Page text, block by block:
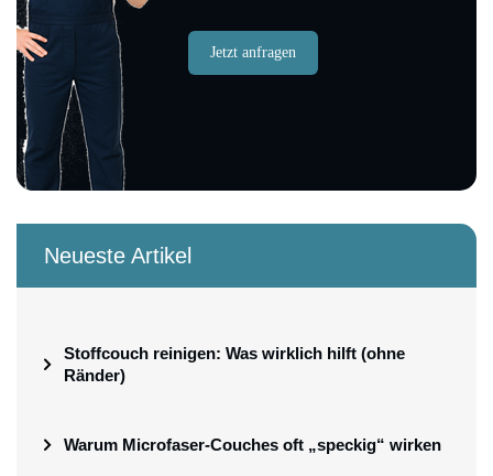
Jetzt anfragen
Neueste Artikel
Stoffcouch reinigen: Was wirklich hilft (ohne
Ränder)
Warum Microfaser-Couches oft „speckig“ wirken